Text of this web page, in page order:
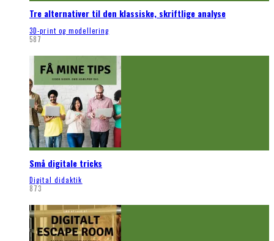
Tre alternativer til den klassiske, skriftlige analyse
3D-print og modellering
587
Små digitale tricks
Digital didaktik
873